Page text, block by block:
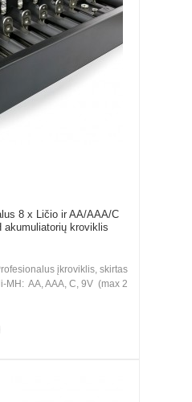
8 x Ličio ir AA/AAA/C
akumuliatorių kroviklis
įkroviklis, skirtas
MH: AA, AAA, C, 9V (max 2